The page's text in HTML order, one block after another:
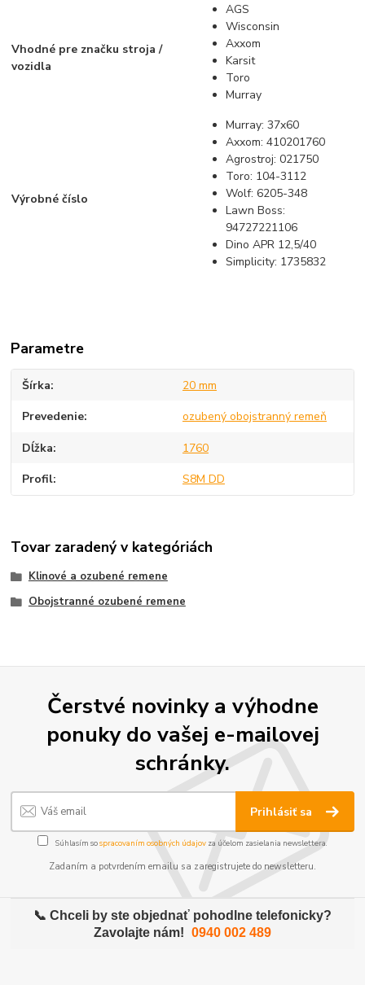
Vhodné pre značku stroja /
vozidla
AGS
Wisconsin
Axxom
Karsit
Toro
Murray
Výrobné číslo
Murray: 37x60
Axxom: 410201760
Agrostroj: 021750
Toro: 104-3112
Wolf: 6205-348
Lawn Boss:
94727221106
Dino APR 12,5/40
Simplicity: 1735832
Parametre
Šírka 20 mm
Prevedenie ozubený obojstranný remeň
Dĺžka 1760
Profil S8M DD
Tovar zaradený v kategóriách
Klinové a ozubené remene
Obojstranné ozubené remene
Čerstvé novinky a výhodne
ponuky do vašej e-mailovej
schránky.
Prihlásiť sa
Súhlasím sospracovaním osobných údajov za účelom zasielania newslettera.
Zadaním a potvrdením emailu sa zaregistrujete do newsletteru.
📞 Chceli by ste objednať pohodlne telefonicky?
Zavolajte nám! 0940 002 489